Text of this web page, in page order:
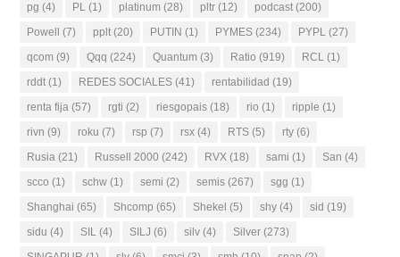
pg (4) PL (1) platinum (28) pltr (12) podcast (200)
Powell
(7) pplt (20) PUTIN (1) PYMES (234) PYPL (27)
qcom (9) Qqq (224) Quantum (3) Ratio (919) RCL (1)
rddt (1) REDES SOCIALES (41) rentabilidad (19)
renta fija (57) rgti (2) riesgopais (18) rio (1) ripple (1)
rivn (9) roku (7) rsp (7) rsx (4) RTS (5) rty (6)
Rusia (21) Russell 2000 (242) RVX (18) sami (1) San (4)
scco (1) schw (1) semi (2) semis (267) sgg (1)
Shanghai (65) Shcomp (65) Shekel (5) shy (4) sid (19)
sidu (4) SIL (4) SILJ (6) silv (4) Silver (273)